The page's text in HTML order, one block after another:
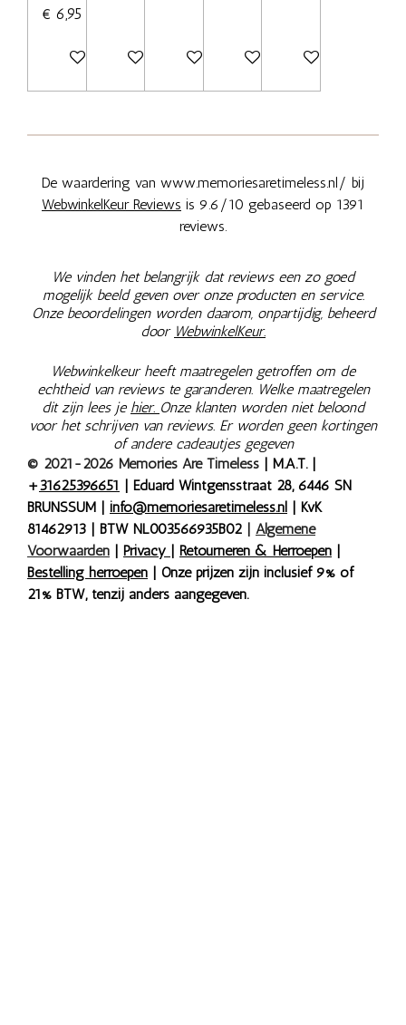
€ 6,95
Bekijk detailsBekijk detailsBekijk detailsBekijk detailsBekijk details
De waardering van www.memoriesaretimeless.nl/ bij
WebwinkelKeur Reviews is 9.6/10 gebaseerd op 1391
reviews.
We vinden het belangrijk dat reviews een zo goed
mogelijk beeld geven over onze producten en service.
Onze beoordelingen worden daarom, onpartijdig, beheerd
door WebwinkelKeur.
Webwinkelkeur heeft maatregelen getroffen om de
echtheid van reviews te garanderen. Welke maatregelen
dit zijn lees je hier. Onze klanten worden niet beloond
voor het schrijven van reviews. Er worden geen kortingen
of andere cadeautjes gegeven
© 2021-2026 Memories Are Timeless | M.A.T. |
+31625396651 | Eduard Wintgensstraat 28, 6446 SN
BRUNSSUM | info@memoriesaretimeless.nl | KvK
81462913 | BTW NL003566935B02 | Algemene
Voorwaarden | Privacy | Retourneren & Herroepen |
Bestelling herroepen | Onze prijzen zijn inclusief 9% of
21% BTW, tenzij anders aangegeven.